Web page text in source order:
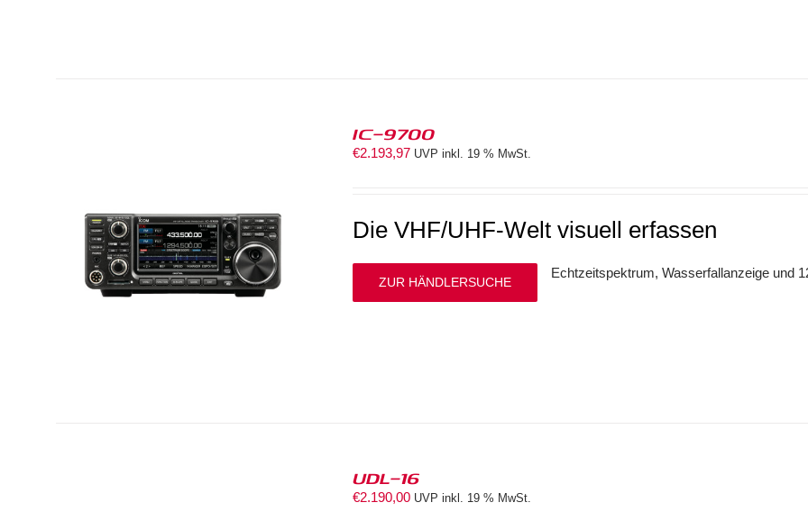
IC-9700
€2.193,97 UVP inkl. 19 % MwSt.
Die VHF/UHF-Welt visuell erfassen
Echtzeitspektrum, Wasserfallanzeige und
ZUR HÄNDLERSUCHE
UDL-16
€2.190,00 UVP inkl. 19 % MwSt.